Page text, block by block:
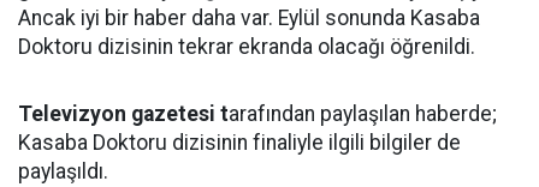
Ancak iyi bir haber daha var. Eylül sonunda Kasaba
Doktoru dizisinin tekrar ekranda olacağı öğrenildi.
Televizyon gazetesi tarafından paylaşılan haberde;
Kasaba Doktoru dizisinin finaliyle ilgili bilgiler de
paylaşıldı.